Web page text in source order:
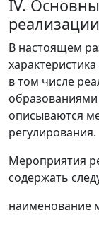
IV.
В настоящем
в том числе
описываются
регулирования.
Мероприятия
содержать
наименование